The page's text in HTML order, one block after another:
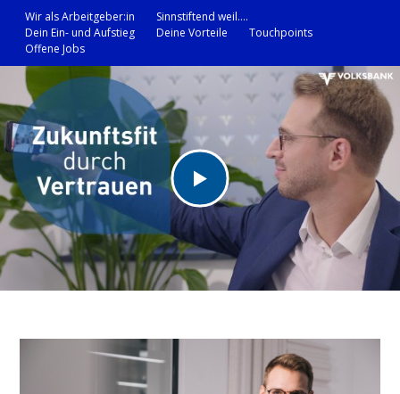
Wir als Arbeitgeber:in
Sinnstiftend weil….
Dein Ein- und Aufstieg
Deine Vorteile
Touchpoints
Offene Jobs